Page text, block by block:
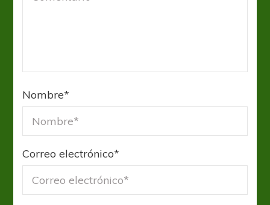
Nombre*
Correo electrónico*